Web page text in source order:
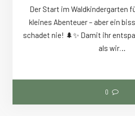
Der Start im Waldkindergarten
kleines Abenteuer – aber ein
schadet nie! 🌲✨ Damit ihr
als wir…
0